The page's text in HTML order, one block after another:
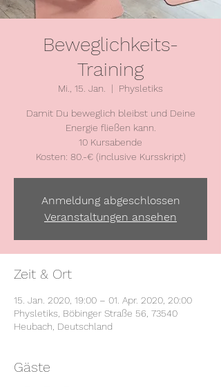
Beweglichkeits-
Training
Mi., 15. Jan.
  |
Physletiks
Damit Du beweglich bleibst und Deine
Energie fließen kann.
10 Kursabende
Kosten: 80.-€ (inclusive Kursskript)
Anmeldung abgeschlossen
Veranstaltungen ansehen
Zeit & Ort
15. Jan. 2020, 19:00 – 01. Apr. 2020, 20:00
Physletiks, Böbinger Straße 56, 73540
Heubach, Deutschland
Gäste